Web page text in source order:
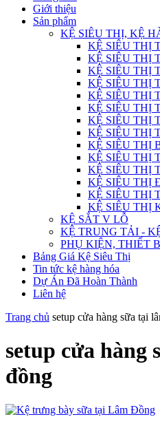
Giới thiệu
Sản phẩm
KỆ SIÊU THỊ, KỆ
KỆ SIÊU THỊ
KỆ SIÊU THỊ
KỆ SIÊU THỊ
KỆ SIÊU THỊ
KỆ SIÊU THỊ
KỆ SIÊU THỊ
KỆ SIÊU THỊ
KỆ SIÊU THỊ
KỆ SIÊU THỊ
KỆ SIÊU THỊ
KỆ SIÊU THỊ
KỆ SIÊU THỊ
KỆ SIÊU THỊ
KỆ SIÊU THỊ
KỆ SẮT V LỖ
KỆ TRUNG TẢI -
PHỤ KIỆN, THIẾT
Bảng Giá Kệ Siêu Thị
Tin tức kệ hàng hóa
Dự Án Đã Hoàn Thành
Liên hệ
Trang chủ setup cửa hàng sữa tại
setup cửa hàng
đồng